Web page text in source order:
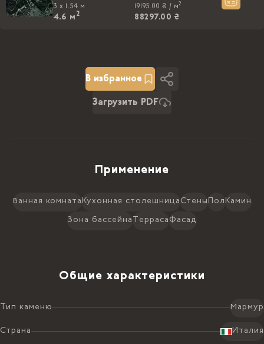
3 x 1.54 м
4.6 м 2
19195.00 ₴ / м2
88297.00 ₴
В избранное
Загрузить PDF
Применение
Ванная комната Кухонная столешница Стены Пол Камин
Зона бассейна Терраса Фасад
Общие характеристики
Тип каменю Мармур
Страна Италия